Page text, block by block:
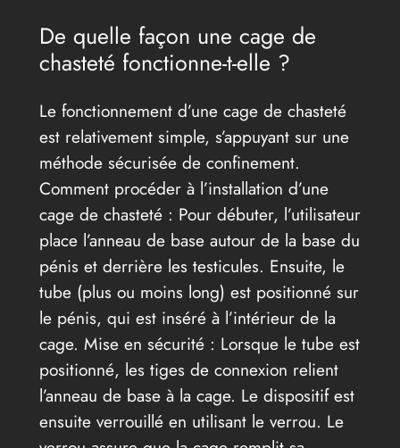
De quelle façon une cage de
chasteté fonctionne-t-elle ?
Le fonctionnement d’une cage de chasteté
est relativement simple, s’appuyant sur une
méthode sécurisée de confinement.
Comment procéder à l’installation d’une
cage de chasteté : Pour débuter, l’utilisateur
place l’anneau de base autour de la base du
pénis et derrière les testicules. Ensuite, le
tube (plus ou moins long) est positionné sur
le pénis, qui est inséré à l’intérieur de la
cage. Mise en sécurité : Lorsque le tube est
positionné, les tiges de connexion relient
l’anneau de base à la cage. Le dispositif est
ensuite verrouillé en utilisant le verrou. Le